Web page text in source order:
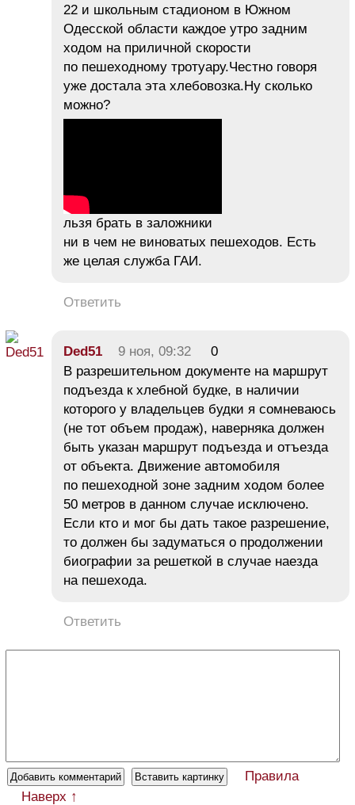
22 и школьным стадионом в Южном
Одесской области каждое утро задним
ходом на приличной скорости
по пешеходному тротуару.Честно говоря
уже достала эта хлебовозка.Ну сколько
можно?
льзя брать в заложники
ни в чем не виноватых пешеходов. Есть
же целая служба ГАИ.
Ответить
Ded51 9 ноя, 09:32
0
В разрешительном документе на маршрут
подъезда к хлебной будке, в наличии
которого у владельцев будки я сомневаюсь
(не тот объем продаж), наверняка должен
быть указан маршрут подъезда и отъезда
от объекта. Движение автомобиля
по пешеходной зоне задним ходом более
50 метров в данном случае исключено.
Если кто и мог бы дать такое разрешение,
то должен бы задуматься о продолжении
биографии за решеткой в случае наезда
на пешехода.
Ответить
Правила
Наверх ↑